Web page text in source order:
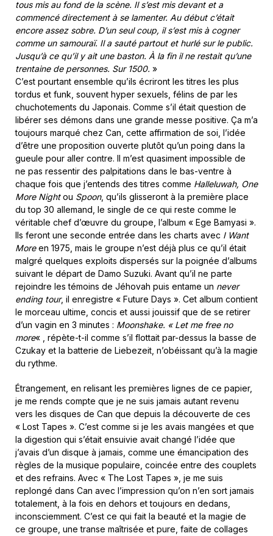
tous mis au fond de la scène. Il s’est mis devant et a
commencé directement à se lamenter. Au début c’était
encore assez sobre. D’un seul coup, il s’est mis à cogner
comme un samouraï. Il a sauté partout et hurlé sur le public.
Jusqu’à ce qu’il y ait une baston. À la fin il ne restait qu’une
trentaine de personnes. Sur 1500. »
C’est pourtant ensemble qu’ils écriront les titres les plus
tordus et funk, souvent hyper sexuels, félins de par les
chuchotements du Japonais. Comme s’il était question de
libérer ses démons dans une grande messe positive. Ça m’a
toujours marqué chez Can, cette affirmation de soi, l’idée
d’être une proposition ouverte plutôt qu’un poing dans la
gueule pour aller contre. Il m’est quasiment impossible de
ne pas ressentir des palpitations dans le bas-ventre à
chaque fois que j’entends des titres comme Halleluwah, One
More Nightou Spoon, qu’ils glisseront à la première place
du top 30 allemand, le single de ce qui reste comme le
véritable chef d’œuvre du groupe, l’album « Ege Bamyasi ».
Ils feront une seconde entrée dans les charts avec I Want
Moreen 1975, mais le groupe n’est déjà plus ce qu’il était
malgré quelques exploits dispersés sur la poignée d’albums
suivant le départ de Damo Suzuki. Avant qu’il ne parte
rejoindre les témoins de Jéhovah puis entame un never
ending tour, il enregistre « Future Days ». Cet album contient
le morceau ultime, concis et aussi jouissif que de se retirer
d’un vagin en 3 minutes : Moonshake. « Let me free no
more« , répète-t-il comme s’il flottait par-dessus la basse de
Czukay et la batterie de Liebezeit, n’obéissant qu’à la magie
du rythme.
Étrangement, en relisant les premières lignes de ce papier,
je me rends compte que je ne suis jamais autant revenu
vers les disques de Can que depuis la découverte de ces
« Lost Tapes ». C’est comme si je les avais mangées et que
la digestion qui s’était ensuivie avait changé l’idée que
j’avais d’un disque à jamais, comme une émancipation des
règles de la musique populaire, coincée entre des couplets
et des refrains. Avec « The Lost Tapes », je me suis
replongé dans Can avec l’impression qu’on n’en sort jamais
totalement, à la fois en dehors et toujours en dedans,
inconsciemment. C’est ce qui fait la beauté et la magie de
ce groupe, une transe maîtrisée et pure, faite de collages